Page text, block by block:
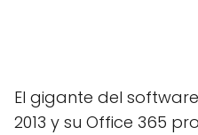
El gigante del
2013 y su Office 365